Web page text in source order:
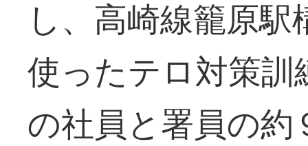
し、高崎線籠原
使ったテロ対策
の社員と署員の